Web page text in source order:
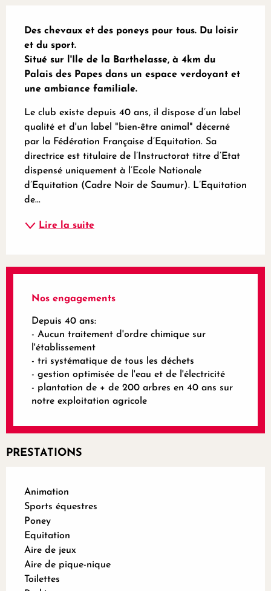
Des chevaux et des poneys pour tous. Du loisir
et du sport.
Situé sur l'Ile de la Barthelasse, à 4km du
Palais des Papes dans un espace verdoyant et
une ambiance familiale.
Le club existe depuis 40 ans, il dispose d’un label
qualité et d'un label "bien-être animal" décerné
par la Fédération Française d’Equitation. Sa
directrice est titulaire de l’Instructorat titre d’Etat
dispensé uniquement à l’Ecole Nationale
d’Equitation (Cadre Noir de Saumur). L’Equitation
de...
Lire la suite
Nos engagements
Depuis 40 ans:
- Aucun traitement d'ordre chimique sur
l'établissement
- tri systématique de tous les déchets
- gestion optimisée de l'eau et de l'électricité
- plantation de + de 200 arbres en 40 ans sur
notre exploitation agricole
PRESTATIONS
Animation
Sports équestres
Poney
Equitation
Aire de jeux
Aire de pique-nique
Toilettes